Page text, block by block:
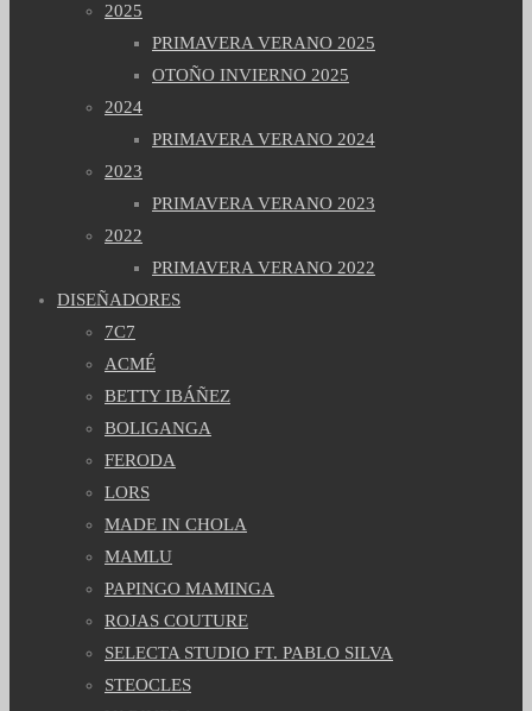
2025
PRIMAVERA VERANO 2025
OTOÑO INVIERNO 2025
2024
PRIMAVERA VERANO 2024
2023
PRIMAVERA VERANO 2023
2022
PRIMAVERA VERANO 2022
DISEÑADORES
7C7
ACMÉ
BETTY IBÁÑEZ
BOLIGANGA
FERODA
LORS
MADE IN CHOLA
MAMLU
PAPINGO MAMINGA
ROJAS COUTURE
SELECTA STUDIO FT. PABLO SILVA
STEOCLES